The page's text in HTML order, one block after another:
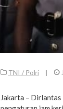
TNI / Polri |
Jakarta – Dirlantas